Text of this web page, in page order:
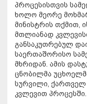
პროცესისთვის
ხოლო მეორე
მინისტრის თქმით,
მთლიანად
განსაკუთრებულ
საერთაშორისო
მხრიდან. ამის
ცნობილმა
სურვილი, ქართველ
კვლევით პროცესში.